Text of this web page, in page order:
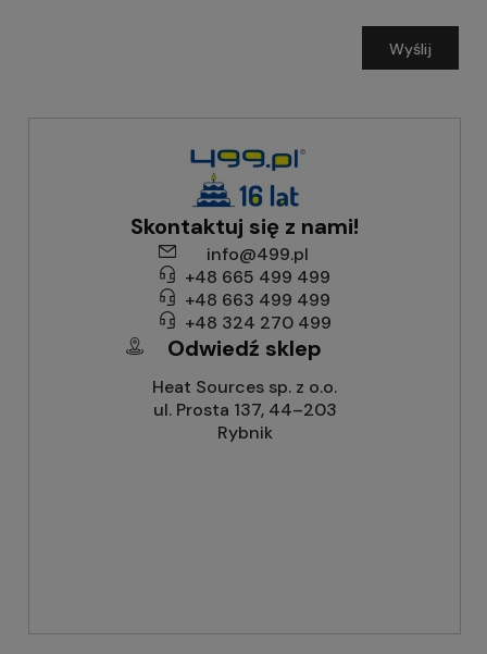
Wyślij
Skontaktuj się z nami!
info@499.pl
+48 665 499 499
+48 663 499 499
+48 324 270 499
Odwiedź sklep
Heat Sources sp. z o.o.
ul. Prosta 137, 44–203
Rybnik